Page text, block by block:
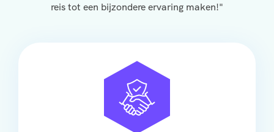
reis tot een bijzondere ervaring maken!"